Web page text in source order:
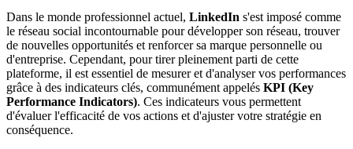
Dans le monde professionnel actuel, LinkedIn s'est imposé comme
le réseau social incontournable pour développer son réseau, trouver
de nouvelles opportunités et renforcer sa marque personnelle ou
d'entreprise. Cependant, pour tirer pleinement parti de cette
plateforme, il est essentiel de mesurer et d'analyser vos performances
grâce à des indicateurs clés, communément appelés KPI (Key
Performance Indicators). Ces indicateurs vous permettent
d'évaluer l'efficacité de vos actions et d'ajuster votre stratégie en
conséquence.